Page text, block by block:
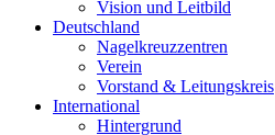
Vision und Leitbild
Deutschland
Nagelkreuzzentren
Verein
Vorstand & Leitungskreis
International
Hintergrund